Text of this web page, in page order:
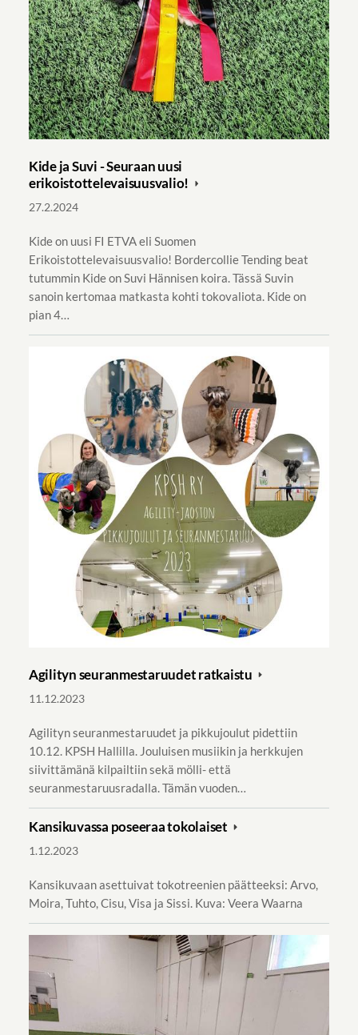
Kide ja Suvi - Seuraan uusi
erikoistottelevaisuusvalio!
27.2.2024
Kide on uusi FI ETVA eli Suomen
Erikoistottelevaisuusvalio! Bordercollie Tending beat
tutummin Kide on Suvi Hännisen koira. Tässä Suvin
sanoin kertomaa matkasta kohti tokovaliota. Kide on
pian 4…
Agilityn seuranmestaruudet ratkaistu
11.12.2023
Agilityn seuranmestaruudet ja pikkujoulut pidettiin
10.12. KPSH Hallilla. Jouluisen musiikin ja herkkujen
siivittämänä kilpailtiin sekä mölli- että
seuranmestaruusradalla. Tämän vuoden…
Kansikuvassa poseeraa tokolaiset
1.12.2023
Kansikuvaan asettuivat tokotreenien päätteeksi: Arvo,
Moira, Tuhto, Cisu, Visa ja Sissi. Kuva: Veera Waarna